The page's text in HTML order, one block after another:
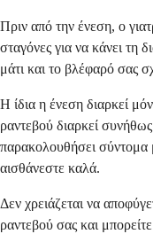
Πριν από την ένεση, ο
σταγόνες για να κάνει τη
μάτι και το βλέφαρό σας
Η ίδια η ένεση διαρκεί
ραντεβού διαρκεί
παρακολουθήσει σύντομα
αισθάνεστε καλά.
Δεν χρειάζεται να
ραντεβού σας και